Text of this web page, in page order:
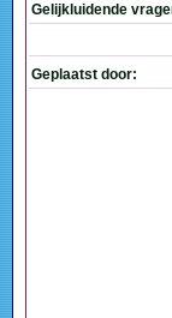
Gelijkluidende
Geplaatst door: